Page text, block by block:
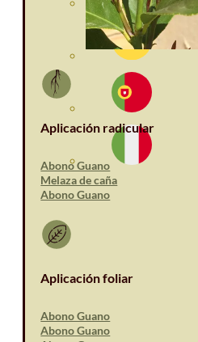
Aplicación radicular
Abono Guano
Melaza de caña
Abono Guano
Aplicación foliar
Abono Guano
Abono Guano